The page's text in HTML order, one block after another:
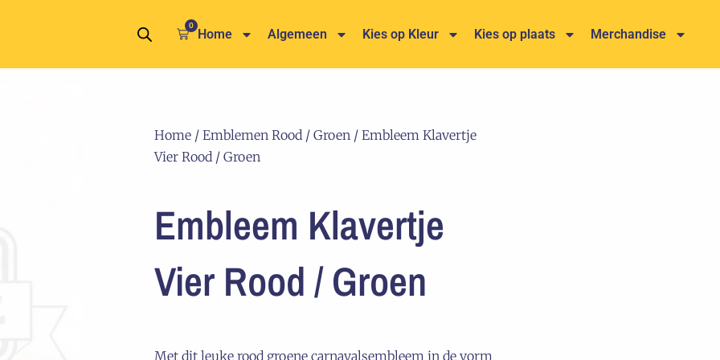
0
Winkelwagen
Home Algemeen Kies op Kleur Kies op plaats Merchandise
Home / Emblemen Rood / Groen / Embleem Klavertje
Vier Rood / Groen
Embleem Klavertje
Vier Rood / Groen
Met dit leuke rood groene carnavalsembleem in de vorm